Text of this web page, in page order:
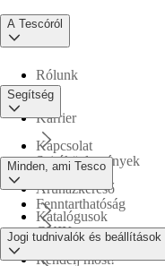
A Tescóról
Rólunk
Karrier
Sajtóközlemények
Fenntarthatóság
Segítség
Kapcsolat
Áruházkereső
GYIK
Minden, ami Tesco
Katalógusok
Rendelj most!
Jogi tudnivalók és beállítások